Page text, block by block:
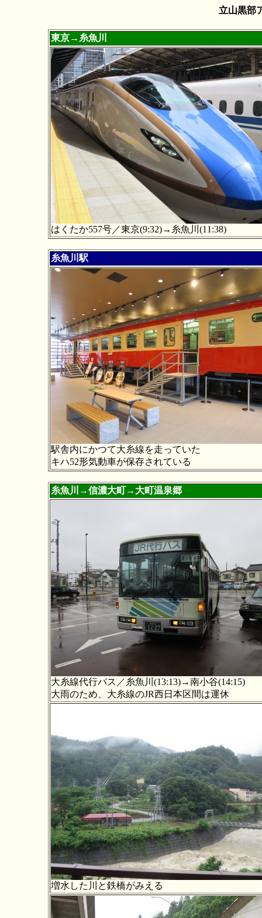
立山黒部
東京→糸魚川
はくたか557号／東京(9:32)→糸魚川(11:38)
糸魚川駅
駅舎内にかつて大糸線を走っていた
キハ52形気動車が保存されている
糸魚川→信濃大町→大町温泉郷
大糸線代行バス／糸魚川(13:13)→南小谷(14:15)
大雨のため、大糸線のJR西日本区間は運休
増水した川と鉄橋がみえる